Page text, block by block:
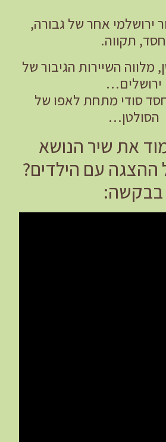
ירושלמי אחר של גבורה,
חסד, תקווה.
מלווה השיירות הגיבור של
ירושלים…
סודי מתחת לאפו של
הסולטן…
את שיר הנושא
עם הילדים?
בבקשה: